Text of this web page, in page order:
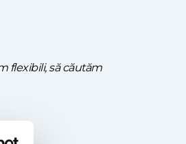
flexibili, să căutăm